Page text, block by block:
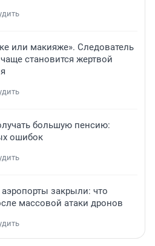
или макияже». Следователь
становится жертвой
большую пенсию:
ошибок
закрыли: что
массовой атаки дронов